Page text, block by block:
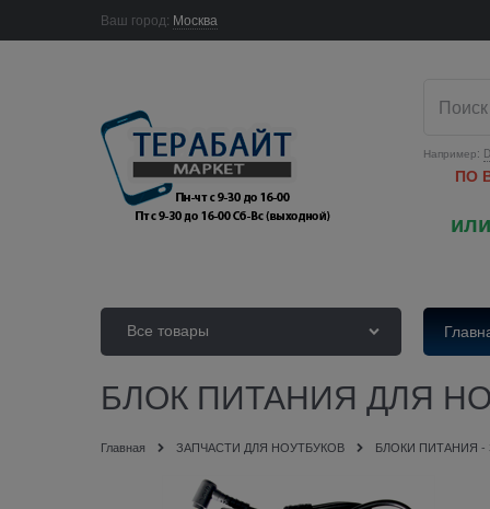
Ваш город: Москва
Например:
ПО
Все товары
БЛОК ПИТАНИЯ ДЛЯ
Главная ЗАПЧАСТИ ДЛЯ НОУТБУКОВ БЛОКИ ПИТАНИЯ -